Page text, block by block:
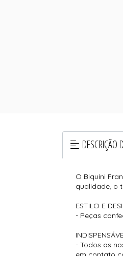
DESCRIÇÃO
O Biquíni
qualidade, o
ESTILO E
- Peças
- Todos os